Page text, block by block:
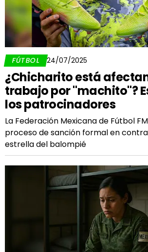
FÚTBOL 24/07/2025
¿Chicharito está
trabajo por "machito"?
los patrocinadores
La Federación Mexicana de Fútbol
proceso de sanción formal en
estrella del balompié